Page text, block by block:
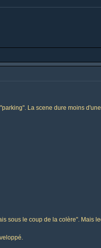
La scene dure moins
sous le coup de la colère". Mais